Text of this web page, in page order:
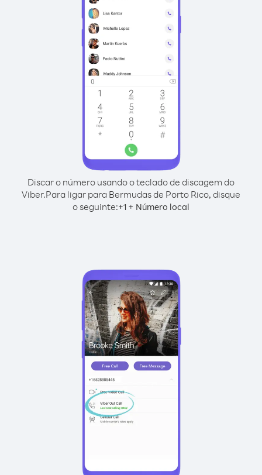
Discar o número usando o teclado de discagem do
Viber.Para ligar para Bermudas de Porto Rico, disque
o seguinte:+1 + Número local